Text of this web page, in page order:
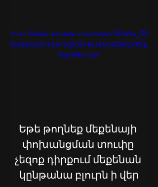
https://video.wixstatic.com/video/103e0a_50
feb2951c074187bd13974e165c420b/1080p
/mp4/file.mp4
Եթե թողնեք մեքենայի
փոխանցման տուփը
չեզոք դիրքում մեքենան
կընթանա բլուրն ի վեր